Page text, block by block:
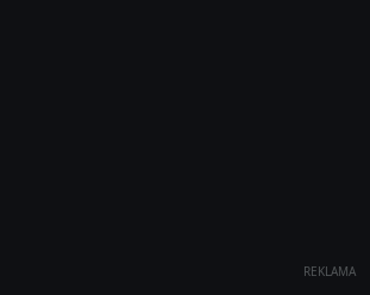
REKLAMA